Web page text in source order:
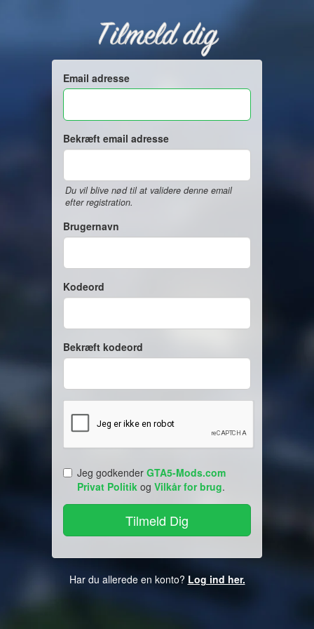
Tilmeld dig
Email adresse
Bekræft email adresse
Du vil blive nød til at validere denne email
efter registration.
Brugernavn
Kodeord
Bekræft kodeord
Jeg godkender GTA5-Mods.com
Privat Politik og Vilkår for brug.
Har du allerede en konto? Log ind her.